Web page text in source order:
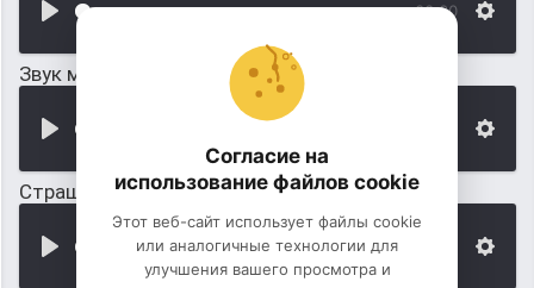
00:00
Звук монстра или вампира
Страшный звук вампира, который скалится
Согласие на
использование файлов cookie
Этот веб-сайт использует файлы cookie
или аналогичные технологии для
улучшения вашего просмотра и